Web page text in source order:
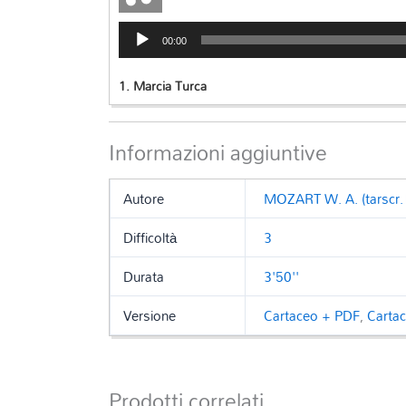
Audio
Player 00:00
1.Marcia Turca
Informazioni aggiuntive
Autore
MOZART W. A.
Difficoltà
3
Durata
3'50''
Versione
Cartaceo + PDF,